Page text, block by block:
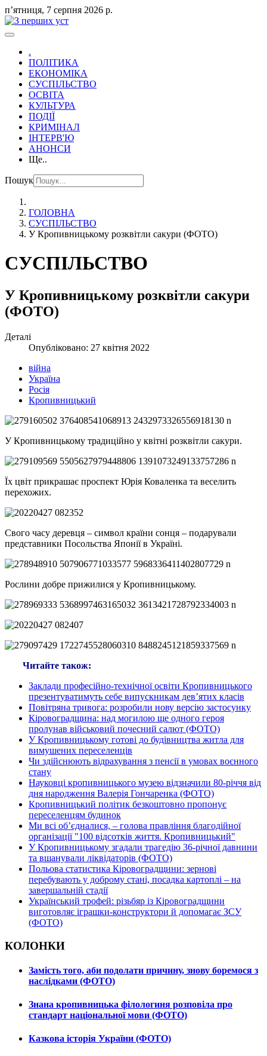
пʼятниця, 7 серпня 2026 р.
.
ПОЛІТИКА
ЕКОНОМІКА
СУСПІЛЬСТВО
ОСВІТА
КУЛЬТУРА
ПОДІЇ
КРИМІНАЛ
ІНТЕРВ'Ю
АНОНСИ
Ще..
Пошук
ГОЛОВНА
СУСПІЛЬСТВО
У Кропивницькому розквітли сакури (ФОТО)
СУСПІЛЬСТВО
У Кропивницькому розквітли сакури
(ФОТО)
Деталі
Опубліковано: 27 квітня 2022
війна
Україна
Росія
Кропивницький
У Кропивницькому традиційно у квітні розквітли сакури.
Їх цвіт прикрашає проспект Юрія Коваленка та веселить
перехожих.
Свого часу деревця – символ країни сонця – подарували
представники Посольства Японії в Україні.
Рослини добре прижилися у Кропивницькому.
Читайте також:
Заклади професійно-технічної освіти Кропивницького
презентуватимуть себе випускникам дев’ятих класів
Повітряна тривога: розробили нову версію застосунку
Кіровоградщина: над могилою ще одного героя
пролунав військовий почесний салют (ФОТО)
У Кропивницькому готові до будівництва житла для
вимушених переселенців
Чи здійснюють відрахування з пенсії в умовах воєнного
стану
Науковці кропивницького музею відзначили 80-річчя від
дня народження Валерія Гончаренка (ФОТО)
Кропивницький політик безкоштовно пропонує
переселенцям будинок
Ми всі об’єдналися, – голова правління благодійної
організації "100 відсотків життя. Кропивницький"
У Кропивницькому згадали трагедію 36-річної давнини
та вшанували ліквідаторів (ФОТО)
Польова статистика Кіровоградщини: зернові
перебувають у доброму стані, посадка картоплі – на
завершальній стадії
Український трофей: різьбяр із Кіровоградщини
виготовляє іграшки-конструктори й допомагає ЗСУ
(ФОТО)
КОЛОНКИ
Замість того, аби подолати причину, знову боремося з
наслідками (ФОТО)
Знана кропивницька філологиня розповіла про
стандарт національної мови (ФОТО)
Казкова історія України (ФОТО)